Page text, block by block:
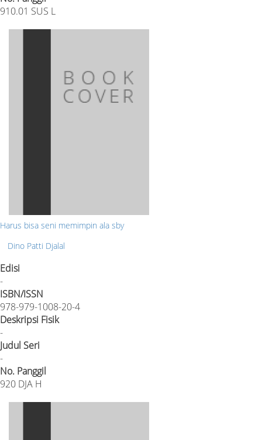
910.01 SUS L
Harus bisa seni memimpin ala sby
Dino Patti Djalal
Edisi
-
ISBN/ISSN
978-979-1008-20-4
Deskripsi Fisik
-
Judul Seri
-
No. Panggil
920 DJA H